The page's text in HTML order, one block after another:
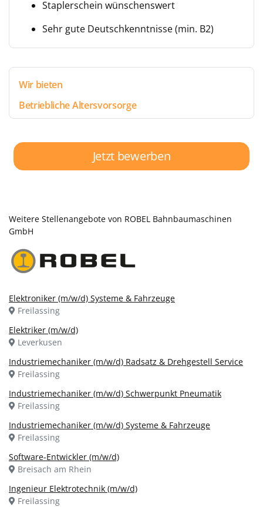
Staplerschein wünschenswert
Sehr gute Deutschkenntnisse (min. B2)
Wir bieten
Betriebliche Altersvorsorge
Jetzt bewerben
Weitere Stellenangebote von ROBEL Bahnbaumaschinen
GmbH
Elektroniker (m/w/d) Systeme & Fahrzeuge
Freilassing
Elektriker (m/w/d)
Leverkusen
Industriemechaniker (m/w/d) Radsatz & Drehgestell Service
Freilassing
Industriemechaniker (m/w/d) Schwerpunkt Pneumatik
Freilassing
Industriemechaniker (m/w/d) Systeme & Fahrzeuge
Freilassing
Software-Entwickler (m/w/d)
Breisach am Rhein
Ingenieur Elektrotechnik (m/w/d)
Freilassing